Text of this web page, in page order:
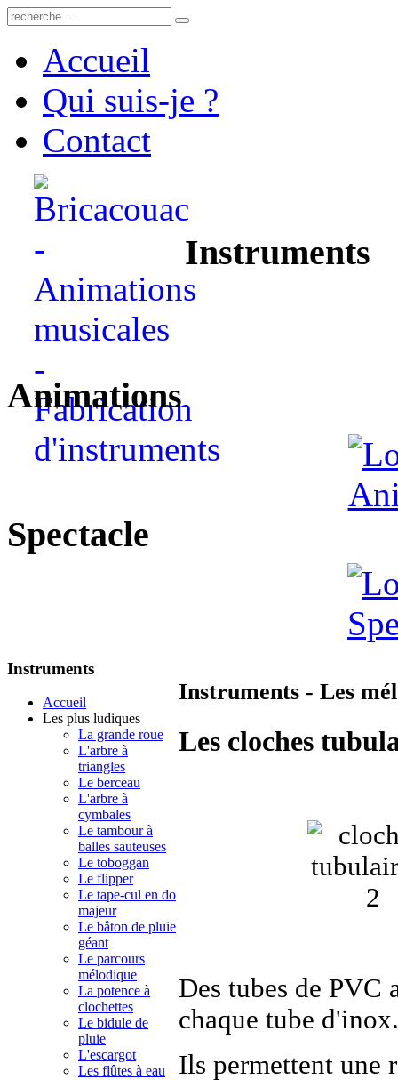
Accueil
Qui suis-je ?
Contact
Instruments
Animations
Spectacle
Instruments - Les
Les cloches
Des tubes de PVC
chaque tube d'inox.
Ils permettent une
Instruments
Accueil
Les plus ludiques
La grande roue
L'arbre à
triangles
Le berceau
L'arbre à
cymbales
Le tambour à
balles sauteuses
Le toboggan
Le flipper
Le tape-cul en do
majeur
Le bâton de pluie
géant
Le parcours
mélodique
La potence à
clochettes
Le bidule de
pluie
L'escargot
Les flûtes à eau